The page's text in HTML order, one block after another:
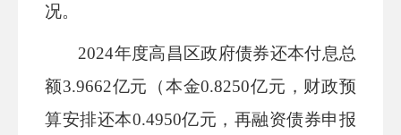
况。
2024年度高昌区政府债券还本付息总
额3.9662亿元（本金0.8250亿元，财政预
算安排还本0.4950亿元，再融资债券申报